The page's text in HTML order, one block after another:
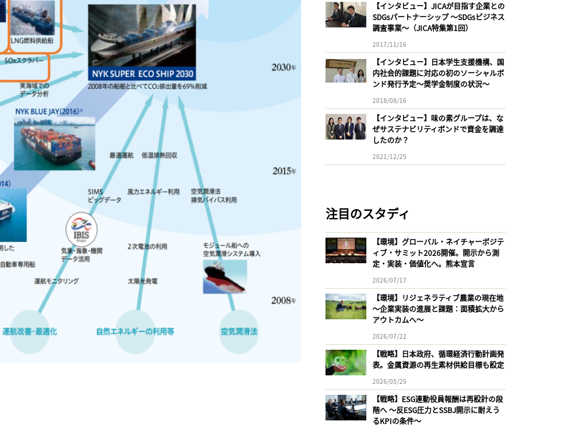
【インタビュー】JICAが目指す企業との
SDGsパートナーシップ 〜SDGsビジネス
調査事業〜（JICA特集第1回）
2017/11/16
【インタビュー】日本学生支援機構、国
内社会的課題に対応の初のソーシャルボ
ンド発行予定〜奨学金制度の状況〜
2018/08/16
【インタビュー】味の素グループは、な
ぜサステナビリティボンドで資金を調達
したのか？
2021/12/25
注目のスタディ
【環境】グローバル・ネイチャーポジテ
ィブ・サミット2026開催。開示から測
定・実装・価値化へ。熊本宣言
2026/07/17
【環境】リジェネラティブ農業の現在地
〜企業実装の進展と課題：面積拡大から
アウトカムへ〜
2026/07/22
【戦略】日本政府、循環経済行動計画発
表。金属資源の再生素材供給目標も設定
2026/05/25
【戦略】ESG連動役員報酬は再設計の段
階へ 〜反ESG圧力とSSBJ開示に耐えう
るKPIの条件〜